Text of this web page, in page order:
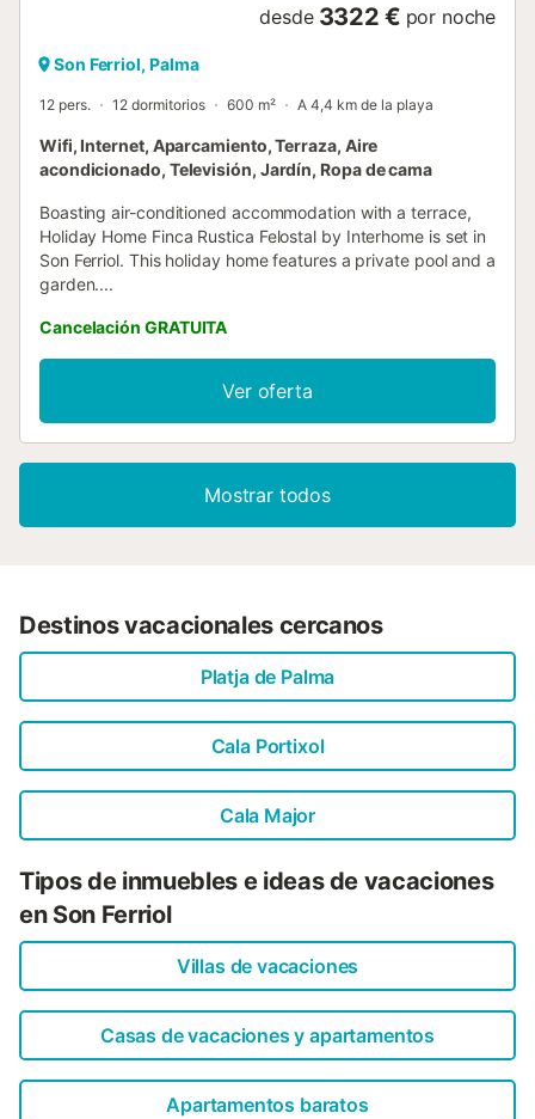
desde 3322 € por noche
Son Ferriol, Palma
12 pers. 12 dormitorios 600 m² A 4,4 km de la playa
Wifi, Internet, Aparcamiento, Terraza, Aire
acondicionado, Televisión, Jardín, Ropa de cama
Boasting air-conditioned accommodation with a terrace,
Holiday Home Finca Rustica Felostal by Interhome is set in
Son Ferriol. This holiday home features a private pool and a
garden....
Cancelación GRATUITA
Ver oferta
Mostrar todos
Destinos vacacionales cercanos
Platja de Palma
Cala Portixol
Cala Major
Tipos de inmuebles e ideas de vacaciones
en Son Ferriol
Villas de vacaciones
Casas de vacaciones y apartamentos
Apartamentos baratos